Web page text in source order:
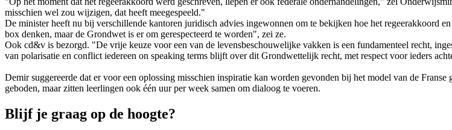
misschien wel zou wijzigen, dat heeft meegespeeld."
De minister heeft nu bij verschillende kantoren juridisch advies ingewonnen om te bekijken hoe het regeerakkoord
box denken, maar de Grondwet is er om gerespecteerd te worden", zei ze.
Ook cd&v is bezorgd. "De vrije keuze voor een van de levensbeschouwelijke vakken is een fundamenteel recht,
van polarisatie en conflict iedereen on speaking terms blijft over dit Grondwettelijk recht, met respect voor ieders
Demir suggereerde dat er voor een oplossing misschien inspiratie kan worden gevonden bij het model van de
geboden, maar zitten leerlingen ook één uur per week samen om dialoog te voeren.
Blijf je graag op de hoogte?